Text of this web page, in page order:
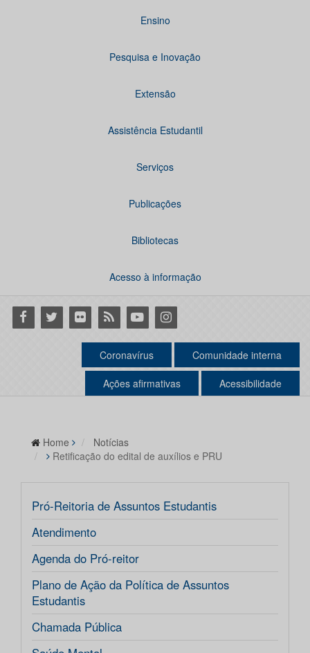
Ensino
Pesquisa e Inovação
Extensão
Assistência Estudantil
Serviços
Publicações
Bibliotecas
Acesso à informação
Facebook
Twitter Flickr RSS YoutubeInstagram
Coronavírus Comunidade interna
Ações afirmativas Acessibilidade
Home
Notícias
Retificação do edital de auxílios e PRU
Pró-Reitoria de Assuntos Estudantis
Atendimento
Agenda do Pró-reitor
Plano de Ação da Política de Assuntos
Estudantis
Chamada Pública